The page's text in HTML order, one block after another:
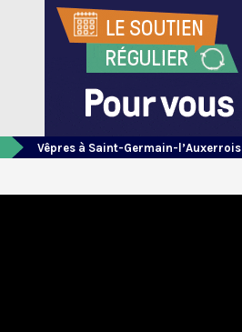
Vêpres à Saint-Germain-l’Auxerrois